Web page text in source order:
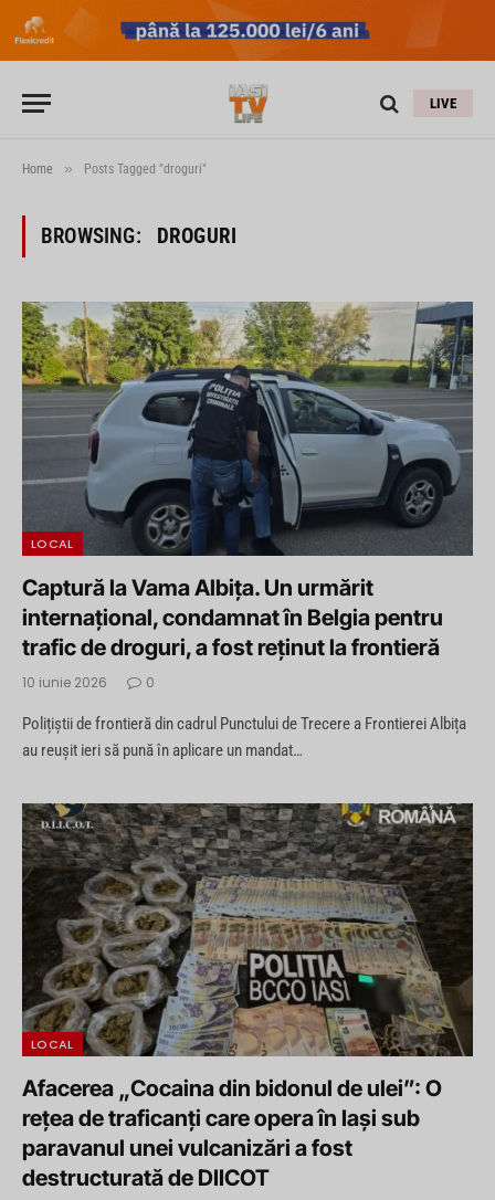
LIVE
Home » Posts Tagged "droguri"
BROWSING: DROGURI
LOCAL
Captură la Vama Albița. Un urmărit
internațional, condamnat în Belgia pentru
trafic de droguri, a fost reținut la frontieră
10 iunie 2026 0
Polițiștii de frontieră din cadrul Punctului de Trecere a Frontierei Albița
au reușit ieri să pună în aplicare un mandat…
LOCAL
Afacerea „Cocaina din bidonul de ulei”: O
rețea de traficanți care opera în Iași sub
paravanul unei vulcanizări a fost
destructurată de DIICOT